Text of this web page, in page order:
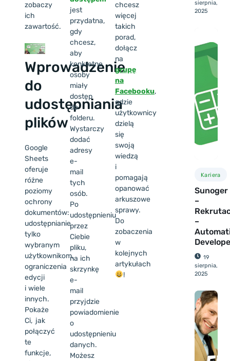
zobaczy
ich
zawartość.
Wprowadzenie
do
udostępniania
plików
Google
Sheets
oferuje
różne
poziomy
ochrony
dokumentów:
udostępnianie
tylko
wybranym
użytkownikom,
ograniczenia
edycji
i wiele
innych.
Pokaże
Ci, jak
połączyć
te
funkcje,
jest
przydatna,
gdy
chcesz,
aby
konkretne
osoby
miały
dostęp
do
folderu.
Wystarczy
dodać
adresy
e-
mail
tych
osób.
Po
udostępnieniu
przez
Ciebie
pliku,
na ich
skrzynkę
e-
mail
przyjdzie
powiadomienie
o
udostępnieniu
danych.
Możesz
chcesz
więcej
takich
porad,
dołącz
na
grupę
na
Facebooku,
gdzie
użytkownicy
dzielą
się
swoją
wiedzą
i
pomagają
opanować
arkuszowe
sprawy.
Do
zobaczenia
w
kolejnych
artykułach
!
sierpnia,
2025
Kariera
Sunoger
–
–
19
sierpnia,
2025